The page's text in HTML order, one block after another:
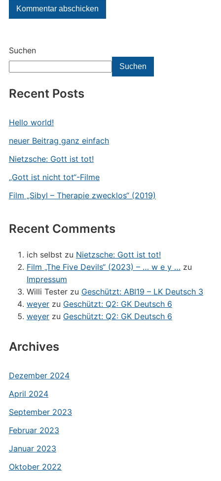
Suchen
Suchen
Recent Posts
Hello world!
neuer Beitrag ganz einfach
Nietzsche: Gott ist tot!
„Gott ist nicht tot“-Filme
Film „Sibyl – Therapie zwecklos“ (2019)
Recent Comments
ich selbst zu Nietzsche: Gott ist tot!
Film „The Five Devils“ (2023) – … w e y … zu
Impressum
Willi Testerzu Geschützt: ABI19 – LK Deutsch 3
weyerzu Geschützt: Q2: GK Deutsch 6
weyerzu Geschützt: Q2: GK Deutsch 6
Archives
Dezember 2024
April 2024
September 2023
Februar 2023
Januar 2023
Oktober 2022